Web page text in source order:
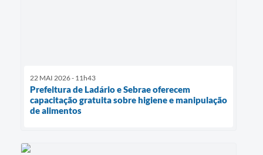
22 MAI 2026 - 11h43
Prefeitura de Ladário e Sebrae oferecem
capacitação gratuita sobre higiene e manipulação
de alimentos